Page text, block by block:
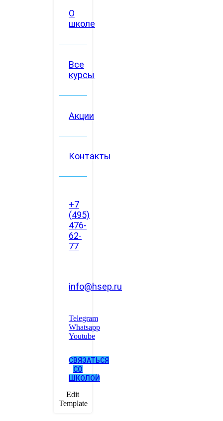
О
школе
Все
курсы
Акции
Контакты
+7
(495)
476-
62-
77
info@hsep.ru
Telegram
Whatsapp
Youtube
СВЯЗАТЬСЯ
СО
ШКОЛОЙ
Edit
Template